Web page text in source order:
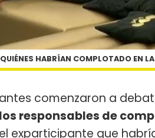
HABRÍAN COMPLOTADO EN
comenzaron a
responsables de
exparticipante que